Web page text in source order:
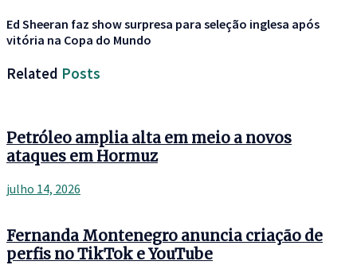
Ed Sheeran faz show surpresa para seleção inglesa após
vitória na Copa do Mundo
Related Posts
Petróleo amplia alta em meio a novos
ataques em Hormuz
julho 14, 2026
Fernanda Montenegro anuncia criação de
perfis no TikTok e YouTube